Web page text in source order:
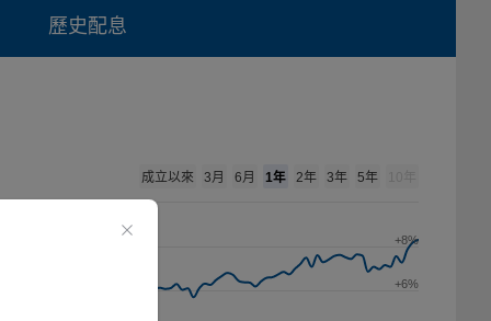
歷史配息
成立以來 3月 6月 1年 2年 3年 5年
+6%
+8%